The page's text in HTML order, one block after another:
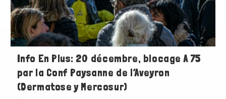
Info En Plus: 20 décembre, blocage A 75
par la Conf Paysanne de l’Aveyron
(Dermatose y Mercosur)